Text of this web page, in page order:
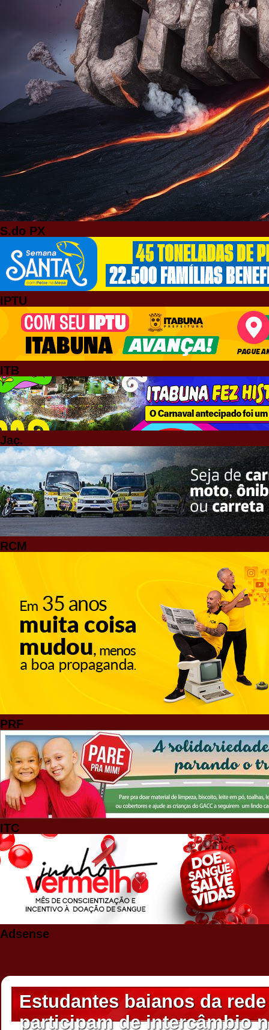
S.do PX
IPTU
ITB
Jaç.
RCM
PRF
ITC
Adsense
Estudantes baianos da
participam de intercâmbio